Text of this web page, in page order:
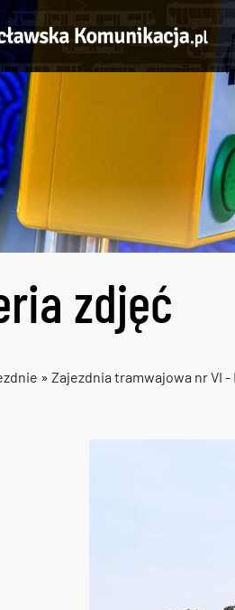
zdjęć
» Zajezdnia tramwajowa nr VI -